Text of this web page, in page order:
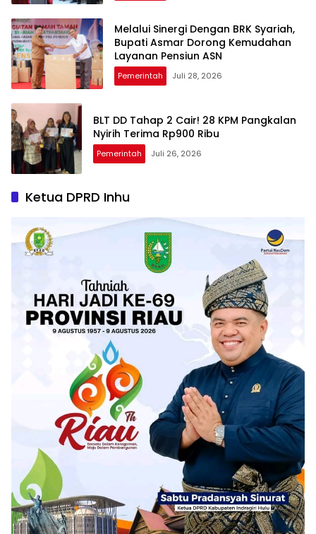
Melalui Sinergi Dengan BRK Syariah,
Bupati Asmar Dorong Kemudahan
Layanan Pensiun ASN
Pemerintah Juli 28, 2026
BLT DD Tahap 2 Cair! 28 KPM Pangkalan
Nyirih Terima Rp900 Ribu
Pemerintah Juli 26, 2026
Ketua DPRD Inhu